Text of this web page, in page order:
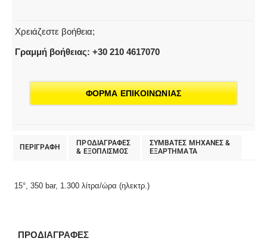
Χρειάζεστε βοήθεια;
Γραμμή βοήθειας: +30 210 4617070
ΦΟΡΜΑ ΕΠΙΚΟΙΝΩΝΙΑΣ
ΠΕΡΙΓΡΑΦΗ
ΠΡΟΔΙΑΓΡΑΦΕΣ
& EΞΟΠΛΙΣΜΟΣ
ΣΥΜΒΑΤΕΣ ΜΗΧΑΝΕΣ &
ΕΞΑΡΤΗΜΑΤΑ
15°, 350 bar, 1.300 λίτρα/ώρα (ηλεκτρ.)
ΠΡΟΔΙΑΓΡΑΦΕΣ